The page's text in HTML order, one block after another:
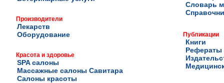
Производители
Лекарств
Оборудование
Красота и здоровье
SPA салоны
Массажные салоны Савитара
Салоны красоты
Словарь
Публикации
Книги
Рефераты